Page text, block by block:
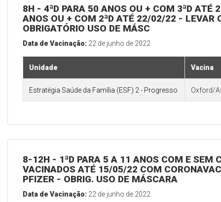
8H - 4ªD PARA 50 ANOS OU + COM 3ªD ATÉ
ANOS OU + COM 2ªD ATÉ 22/02/22 - LEVAR
OBRIGATÓRIO USO DE MÁSC
Data de Vacinação: 22 de junho de 2022
Unidade Vacina
Estratégia Saúde da Família (ESF) 2 - Progresso Oxford/
8-12H - 1ªD PARA 5 A 11 ANOS COM E SEM
VACINADOS ATÉ 15/05/22 COM
PFIZER - OBRIG. USO DE MÁSCARA
Data de Vacinação: 22 de junho de 2022